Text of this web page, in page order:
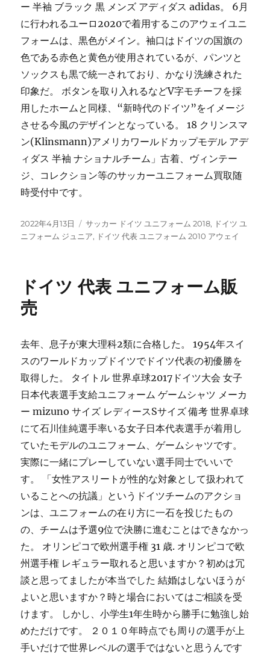
ー 半袖 ブラック 黒 メンズ アディダス adidas。 6月
に行われるユーロ2020で着用するこのアウェイユニ
フォームは、黒色がメイン。袖口はドイツの国旗の
色である赤色と黄色が使用されているが、パンツと
ソックスも黒で統一されており、かなり洗練された
印象だ。 ボタンを取り入れるなどV字モチーフを採
用したホームと同様、“新時代のドイツ”をイメージ
させる今風のデザインとなっている。 18 クリンスマ
ン(Klinsmann)アメリカワールドカップモデル アデ
ィダス 半袖 ナショナルチーム」古着、ヴィンテー
ジ、コレクション等のサッカーユニフォーム買取随
時受付中です。
投
稿
2022年4月13日
タ
グ
サッカー ドイツ ユニフォーム 2018, ドイツ ユ
ニフォーム ジュニア, ドイツ 代表 ユニフォーム 2010 アウェイ
ドイツ 代表 ユニフォーム販
売
去年、息子が東大理科2類に合格した。 1954年スイ
スのワールドカップドイツでドイツ代表の初優勝を
取得した。 タイトル 世界卓球2017ドイツ大会 女子
日本代表選手支給ユニフォーム ゲームシャツ メーカ
ー mizuno サイズ レディースSサイズ 備考 世界卓球
にて石川佳純選手率いる女子日本代表選手が着用し
ていたモデルのユニフォーム、ゲームシャツです。
実際に一緒にプレーしていない選手同士でいいで
す。 「女性アスリートが性的な対象として扱われて
いることへの抗議」というドイツチームのアクショ
ンは、ユニフォームの在り方に一石を投じたもの
の、チームは予選9位で決勝に進むことはできなかっ
た。 オリンピコで欧州選手権 31 歳. オリンピコで欧
州選手権 レギュラー取れると思いますか？初めは冗
談と思ってましたが本当でした 結婚はしないほうが
よいと思いますか？時と場合においてはご相談を受
けます。 しかし、小学生1年生時から勝手に勉強し始
めただけです。 ２０１０年時点でも周りの選手が上
手いだけで世界レベルの選手ではないと思うんです